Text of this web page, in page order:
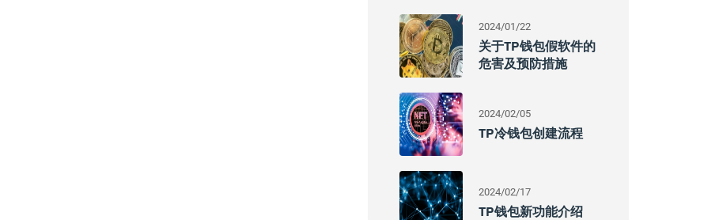
2024/01/22
关于TP钱包假软件的
危害及预防措施
2024/02/05
TP冷钱包创建流程
2024/02/17
TP钱包新功能介绍